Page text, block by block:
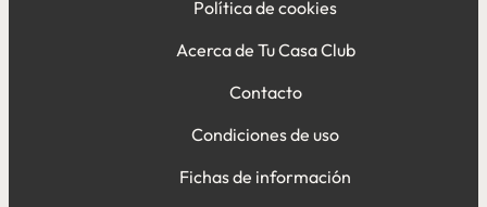
Política de cookies
Acerca de Tu Casa Club
Contacto
Condiciones de uso
Fichas de información